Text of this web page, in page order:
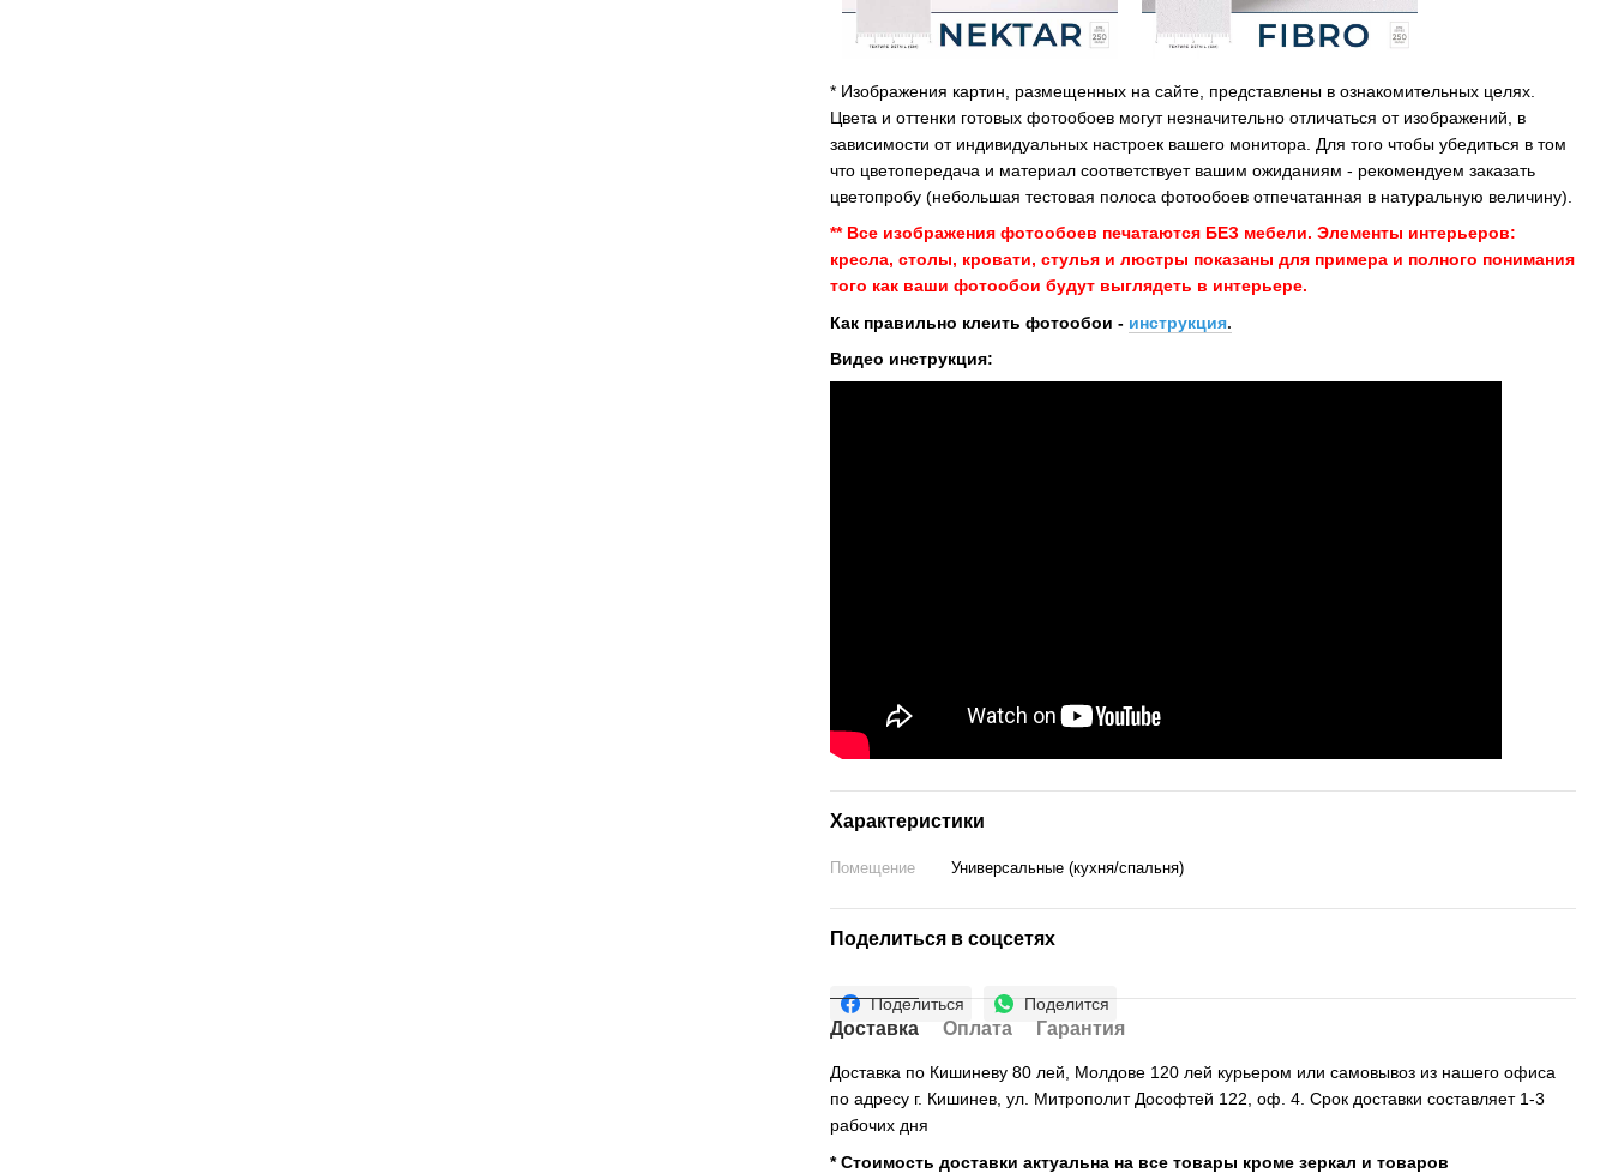
* Изображения картин, размещенных на сайте, представлены в ознакомительных целях.
Цвета и оттенки готовых фотообоев могут незначительно отличаться от изображений, в
зависимости от индивидуальных настроек вашего монитора. Для того чтобы убедиться в том
что цветопередача и материал соответствует вашим ожиданиям - рекомендуем заказать
цветопробу (небольшая тестовая полоса фотообоев отпечатанная в натуральную величину).
** Все изображения фотообоев печатаются БЕЗ мебели. Элементы интерьеров:
кресла, столы, кровати, стулья и люстры показаны для примера и полного понимания
того как ваши фотообои будут выглядеть в интерьере.
Как правильно клеить фотообои - инструкция.
Видео инструкция:
Характеристики
Помещение Универсальные (кухня/спальня)
Поделиться в соцсетях
Поделиться Поделится
Доставка Оплата Гарантия
Доставка по Кишиневу 80 лей, Молдове 120 лей курьером или самовывоз из нашего офиса
по адресу г. Кишинев, ул. Митрополит Дософтей 122, оф. 4. Срок доставки составляет 1-3
рабочих дня
* Стоимость доставки актуальна на все товары кроме зеркал и товаров